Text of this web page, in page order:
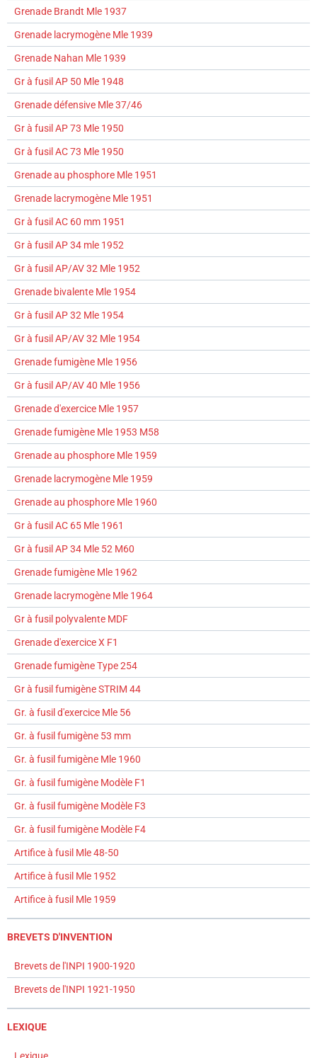
Grenade Brandt Mle 1937
Grenade lacrymogène Mle 1939
Grenade Nahan Mle 1939
Gr à fusil AP 50 Mle 1948
Grenade défensive Mle 37/46
Gr à fusil AP 73 Mle 1950
Gr à fusil AC 73 Mle 1950
Grenade au phosphore Mle 1951
Grenade lacrymogène Mle 1951
Gr à fusil AC 60 mm 1951
Gr à fusil AP 34 mle 1952
Gr à fusil AP/AV 32 Mle 1952
Grenade bivalente Mle 1954
Gr à fusil AP 32 Mle 1954
Gr à fusil AP/AV 32 Mle 1954
Grenade fumigène Mle 1956
Gr à fusil AP/AV 40 Mle 1956
Grenade d'exercice Mle 1957
Grenade fumigène Mle 1953 M58
Grenade au phosphore Mle 1959
Grenade lacrymogène Mle 1959
Grenade au phosphore Mle 1960
Gr à fusil AC 65 Mle 1961
Gr à fusil AP 34 Mle 52 M60
Grenade fumigène Mle 1962
Grenade lacrymogène Mle 1964
Gr à fusil polyvalente MDF
Grenade d'exercice X F1
Grenade fumigène Type 254
Gr à fusil fumigène STRIM 44
Gr. à fusil d'exercice Mle 56
Gr. à fusil fumigène 53 mm
Gr. à fusil fumigène Mle 1960
Gr. à fusil fumigène Modèle F1
Gr. à fusil fumigène Modèle F3
Gr. à fusil fumigène Modèle F4
Artifice à fusil Mle 48-50
Artifice à fusil Mle 1952
Artifice à fusil Mle 1959
BREVETS D'INVENTION
Brevets de l'INPI 1900-1920
Brevets de l'INPI 1921-1950
LEXIQUE
Lexique